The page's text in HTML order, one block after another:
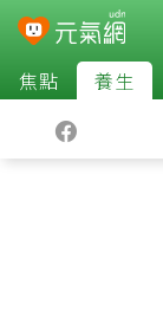
焦點 養生